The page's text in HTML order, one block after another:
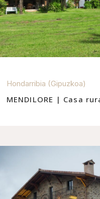
Hondarribia (Gipuzkoa)
MENDILORE | Casa